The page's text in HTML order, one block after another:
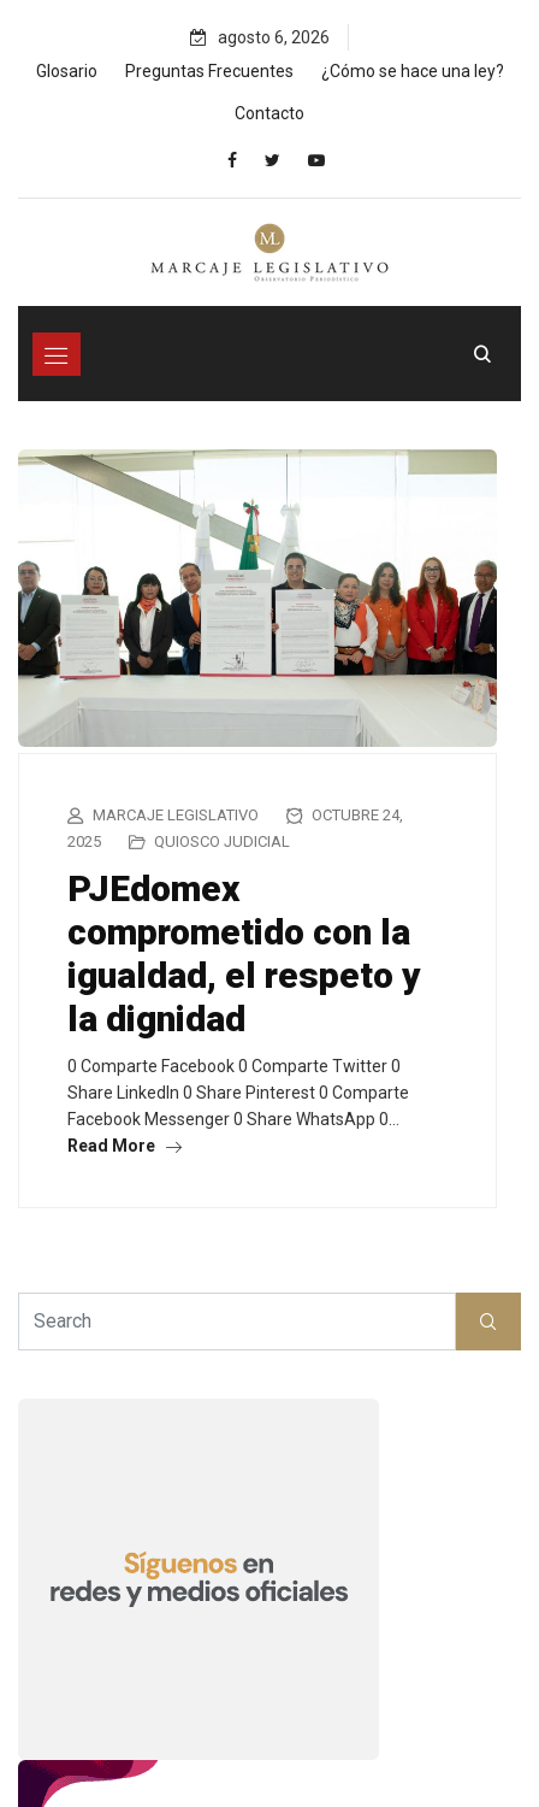
content
agosto 6, 2026
Glosario
Preguntas Frecuentes ¿Cómo se hace una ley?
Contacto
MARCAJE LEGISLATIVO
OCTUBRE 24,
2025
QUIOSCO JUDICIAL
PJEdomex
comprometido con la
igualdad, el respeto y
la dignidad
0 Comparte Facebook 0 Comparte Twitter 0
Share LinkedIn 0 Share Pinterest 0 Comparte
Facebook Messenger 0 Share WhatsApp 0…
Read More